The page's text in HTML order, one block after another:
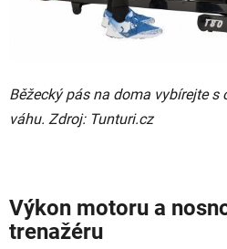
Běžecký pás na doma vybírejte s
váhu. Zdroj: Tunturi.cz
Výkon motoru a
trenažéru